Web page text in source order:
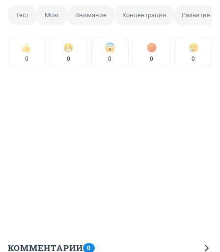
Тест Мозг Внимание Концентрация Развитие
0 0 0 0 0
КОММЕНТАРИИ 0